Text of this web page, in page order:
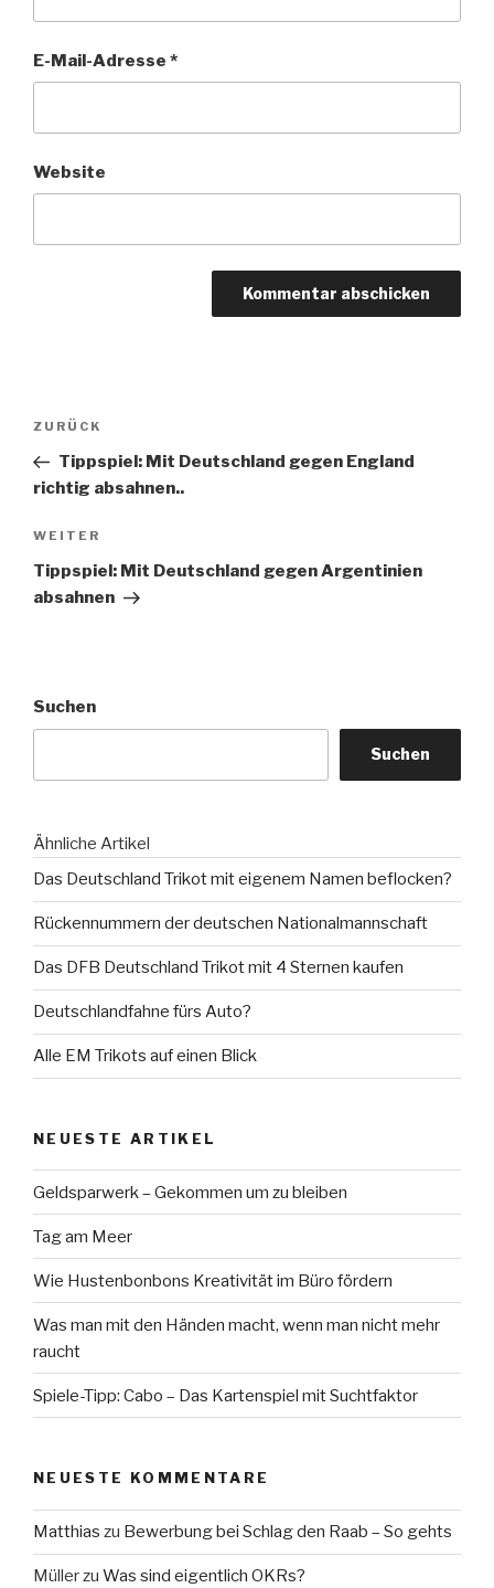
E-Mail-Adresse *
Website
Beitragsnavigation
Vorheriger
Beitrag
ZURÜCK
Tippspiel: Mit Deutschland gegen England
richtig absahnen..
Nächster
Beitrag
WEITER
Tippspiel: Mit Deutschland gegen Argentinien
absahnen
Suchen
Suchen
Ähnliche Artikel
Das Deutschland Trikot mit eigenem Namen beflocken?
Rückennummern der deutschen Nationalmannschaft
Das DFB Deutschland Trikot mit 4 Sternen kaufen
Deutschlandfahne fürs Auto?
Alle EM Trikots auf einen Blick
NEUESTE ARTIKEL
Geldsparwerk – Gekommen um zu bleiben
Tag am Meer
Wie Hustenbonbons Kreativität im Büro fördern
Was man mit den Händen macht, wenn man nicht mehr
raucht
Spiele-Tipp: Cabo – Das Kartenspiel mit Suchtfaktor
NEUESTE KOMMENTARE
Matthias zu Bewerbung bei Schlag den Raab – So gehts
Müllerzu Was sind eigentlich OKRs?